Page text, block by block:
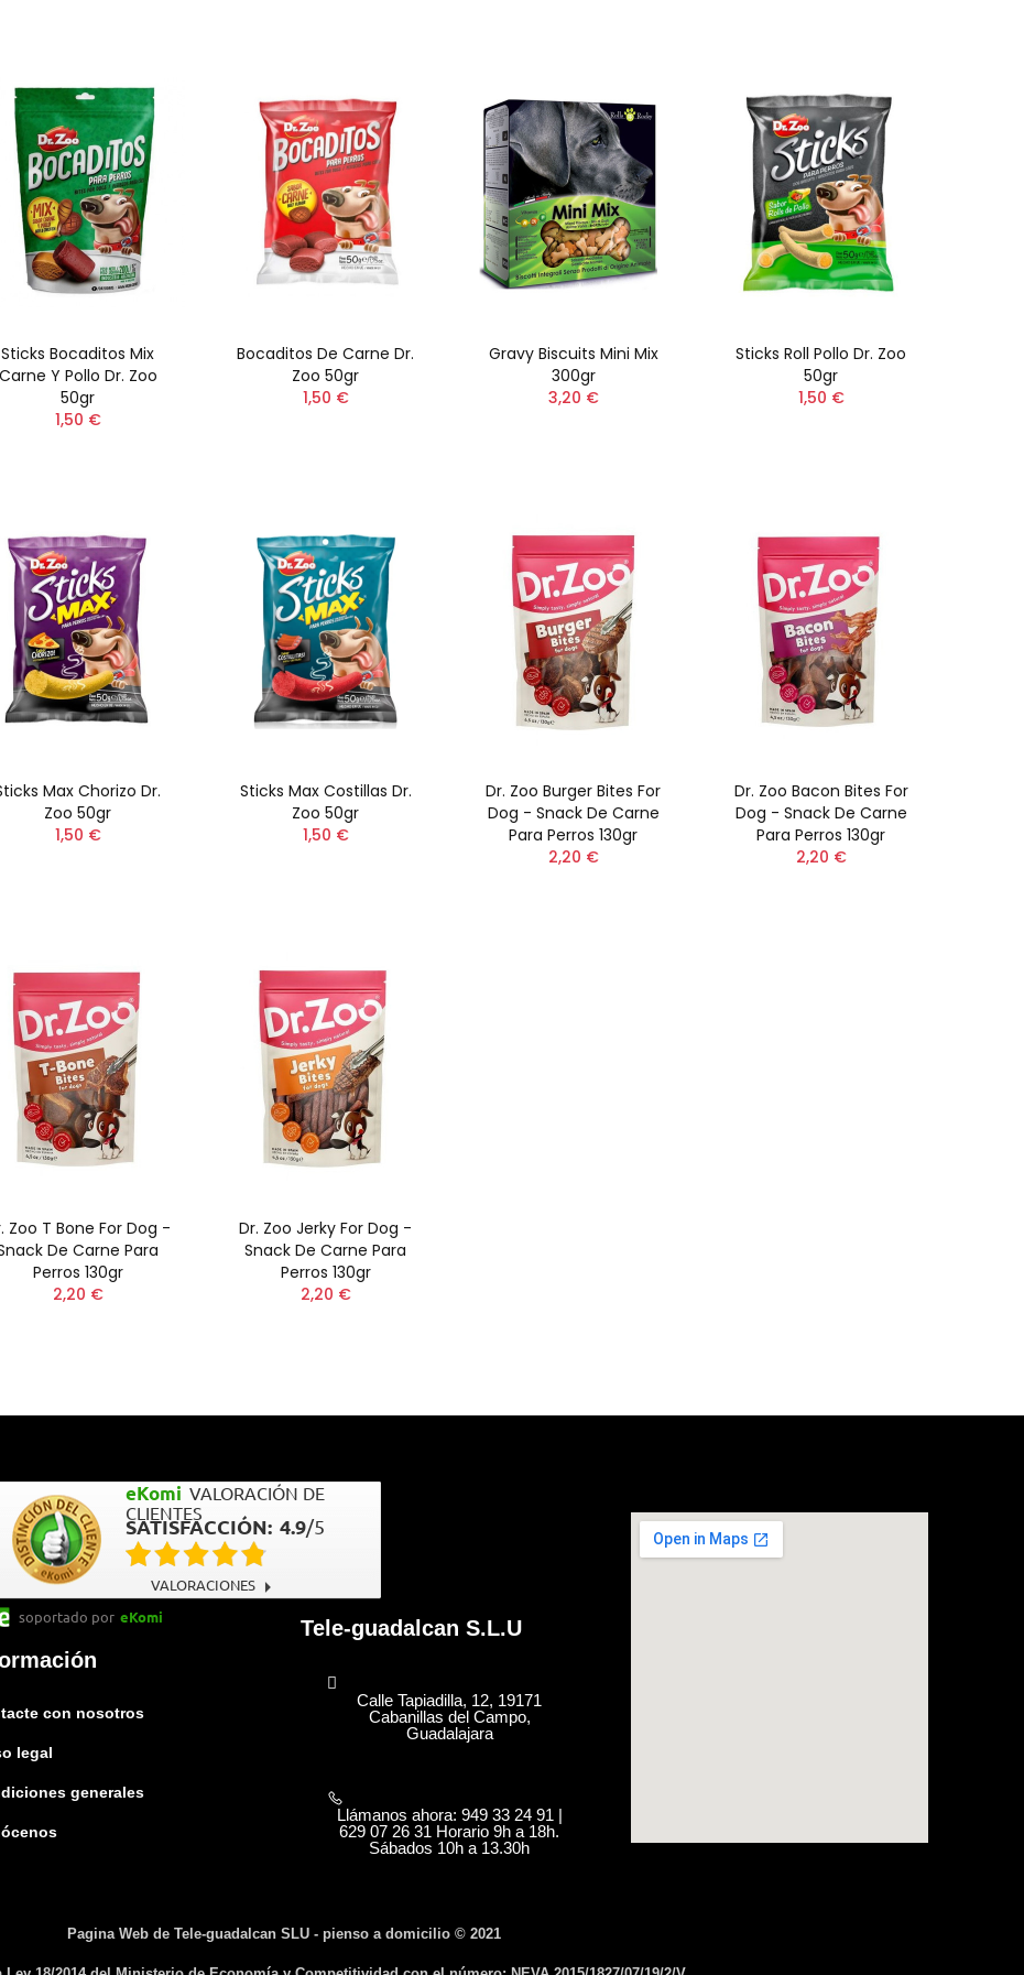
Sticks Bocaditos Mix
Carne Y Pollo Dr. Zoo
50gr
1,50 €
Bocaditos De Carne Dr.
Zoo 50gr
1,50 €
Gravy Biscuits Mini Mix
300gr
3,20 €
Sticks Roll Pollo Dr. Zoo
50gr
1,50 €
Max Chorizo Dr.
Zoo 50gr
1,50 €
Sticks Max Costillas Dr.
Zoo 50gr
1,50 €
Dr. Zoo Burger Bites For
Dog - Snack De Carne
Para Perros 130gr
2,20 €
Dr. Zoo Bacon Bites For
Dog - Snack De Carne
Para Perros 130gr
2,20 €
Zoo T Bone For Dog -
De Carne Para
Perros 130gr
2,20 €
Dr. Zoo Jerky For Dog -
Snack De Carne Para
Perros 130gr
2,20 €
eKomi VALORACIÓN DE
CLIENTES
SATISFACCIÓN: 4.9/5
VALORACIONES
soportado por eKomi
con nosotros
legal
generales
Tele-guadalcan S.L.U
Calle Tapiadilla, 12, 19171
Cabanillas del Campo,
Guadalajara
Llámanos ahora: 949 33 24 91 |
629 07 26 31 Horario 9h a 18h.
Sábados 10h a 13.30h
Pagina Web de Tele-guadalcan SLU - pienso a domicilio © 2021